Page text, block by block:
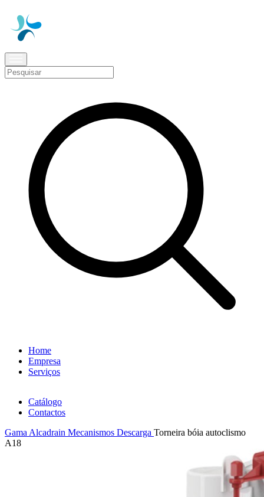
Home
Empresa
Serviços
Catálogo
Contactos
Gama Alcadrain Mecanismos Descarga Torneira bóia autoclismo
A18